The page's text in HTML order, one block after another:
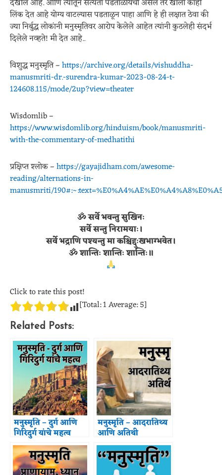
देखील आहे. आणि त्यातून सत्यता पडताळायची असेल तर खाली काही
लिंक देत आहे योग्य वाटल्यास पडताळून पाहा आणि हे ही लक्षात ठेवा की
ज्या निर्बुद्ध लोकांनी मनुस्मृतिवर आरोप केलेले आहेत त्यांनी कुठलेही संदर्भ
दिलेले नव्हते! मी देत आहे..
विशुद्ध मनुस्मृति –https://archive.org/details/vishuddha-
manusmriti-dr.-surendra-kumar-2023-08-24-t-
124608.115/mode/2up?view=theater
Wisdomlib –
https://www.wisdomlib.org/hinduism/book/manusmriti-
with-the-commentary-of-medhatithi
प्रक्षिप्त श्लोक –https://gayajidham.com/awesome-
reading/alternations-in-
manusmriti/
ॐ सर्वे भवन्तु सुखिनः
सर्वे सन्तु निरामयाः।
सर्वे भद्राणि पश्यन्तु मा कश्चिद्दुःखभाग्भवेत।
ॐ शान्तिः शान्तिः शान्तिः॥
Click to rate this post!
[Total:1Average:5]
Related Posts:
मनुस्मृति – दुर्ग आणि
गिरिदुर्ग यांचे महत्व
मनुस्मृति – आदरातिथ्य
आणि अतिथी